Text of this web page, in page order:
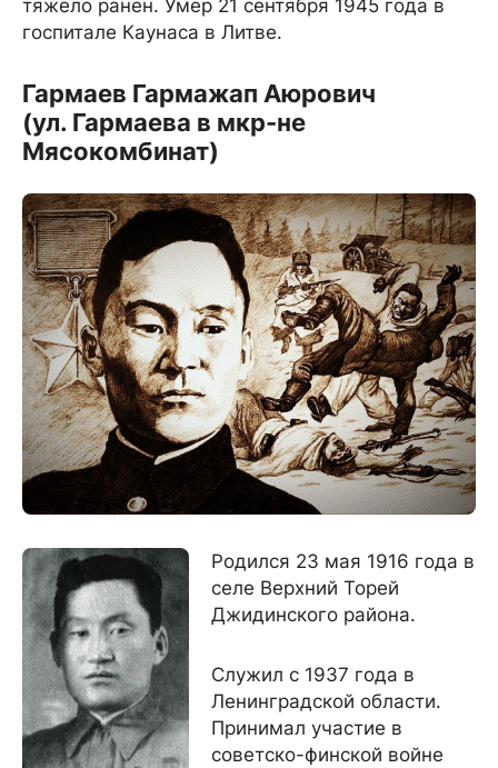
тяжело ранен. Умер 21 сентября 1945 года в
госпитале Каунаса в Литве.
Гармаев Гармажап Аюрович
(ул. Гармаева в мкр-не
Мясокомбинат)
Родился 23 мая 1916 года в
селе Верхний Торей
Джидинского района.
Служил с 1937 года в
Ленинградской области.
Принимал участие в
советско-финской войне